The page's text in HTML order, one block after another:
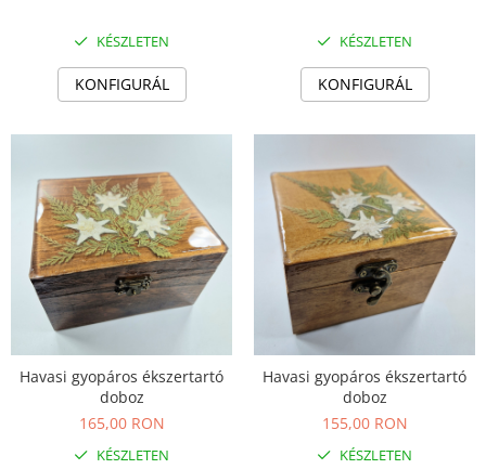
KÉSZLETEN
KONFIGURÁL
KÉSZLETEN
KONFIGURÁL
Havasi gyopáros ékszertartó
doboz
165,00 RON
KÉSZLETEN
Havasi gyopáros ékszertartó
doboz
155,00 RON
KÉSZLETEN